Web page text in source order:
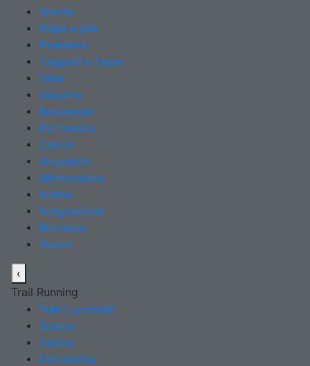
Shorts
Felpe e pile
Pantaloni
Cappelli e fasce
Gilet
Giacche
Bastoncini
Elettronica
Calzini
Accessori
Attrezzatura
Intimo
Integrazione
Borracce
Guanti
‹
Trail Running
Tutti i prodotti
Scarpe
Calzini
Elettronica